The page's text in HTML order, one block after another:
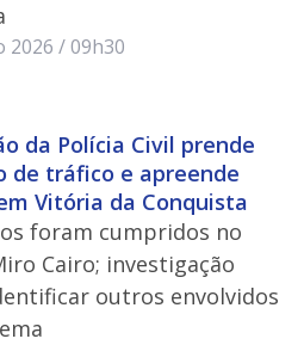
2026 / 09h30
da Polícia Civil prende
de tráfico e apreende
Vitória da Conquista
foram cumpridos no
Cairo; investigação
outros envolvidos